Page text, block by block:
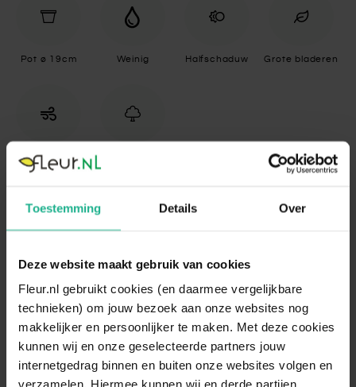
Toestemming Details Over
Deze website maakt gebruik van cookies
Fleur.nl gebruikt cookies (en daarmee vergelijkbare
technieken) om jouw bezoek aan onze websites nog
makkelijker en persoonlijker te maken. Met deze cookies
kunnen wij en onze geselecteerde partners jouw
internetgedrag binnen en buiten onze websites volgen en
verzamelen. Hiermee kunnen wij en derde partijen
Pot ø 19cm Weinig Halfschaduw Grote bladeren
Luchtzuiverend
Standplaats
omschrijving
De Dracaena behoeft niet veel zonlicht en
plek voor een raam op het noorden is
daarom erg geschikt. Zorg dat de plant
maximaal drie uur direct zonlicht krijgt
voor het bereiken van een optimale groei.
Een te trage groei wijst op een tekort aan